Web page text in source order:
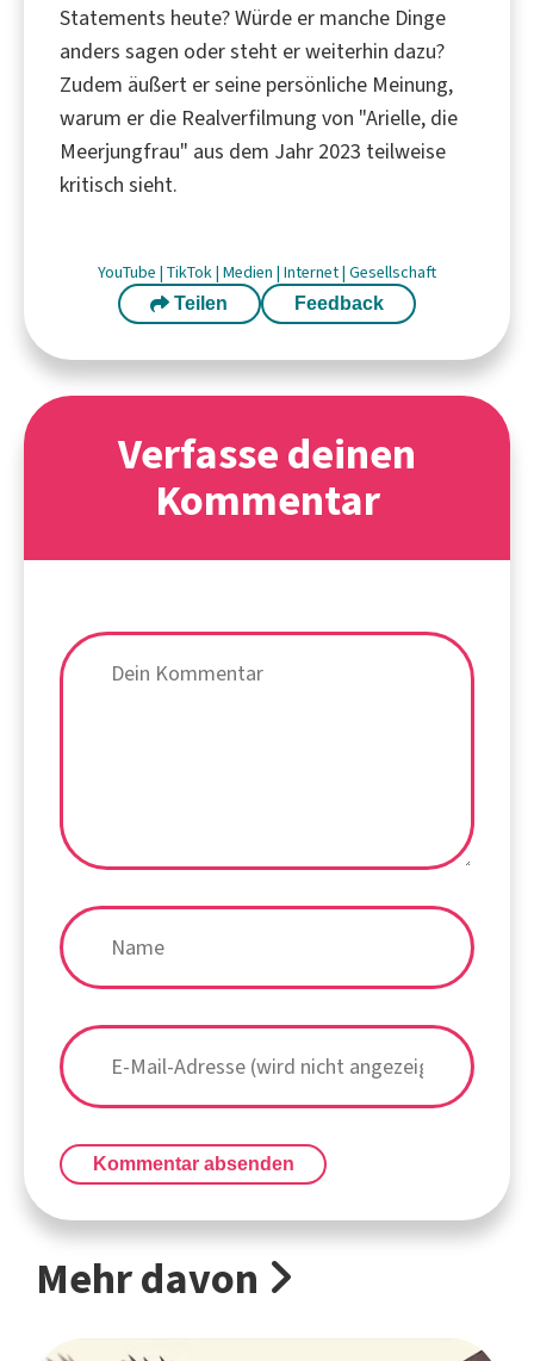
Statements heute? Würde er manche Dinge
anders sagen oder steht er weiterhin dazu?
Zudem äußert er seine persönliche Meinung,
warum er die Realverfilmung von "Arielle, die
Meerjungfrau" aus dem Jahr 2023 teilweise
kritisch sieht.
YouTube | TikTok| Medien | Internet| Gesellschaft
Teilen Feedback
Verfasse deinen
Kommentar
Kommentar absenden
Mehr davon